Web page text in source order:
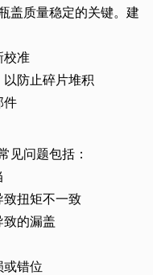
盖质量稳定的关键。建
校准
防止碎片堆积
件
见问题包括：
致扭矩不一致
致的漏盖
或错位